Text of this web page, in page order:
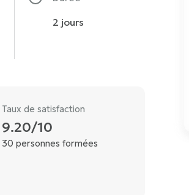
2 jours
Taux de satisfaction
9.20/10
30 personnes formées